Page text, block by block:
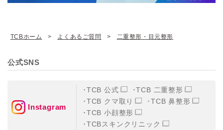
TCBホーム よくあるご質問 二重整形・目元整形
公式SNS
Instagram
TCB 公式
TCB 二重整形
TCB クマ取り
TCB 鼻整形
TCB 小顔整形
TCBスキンクリニック